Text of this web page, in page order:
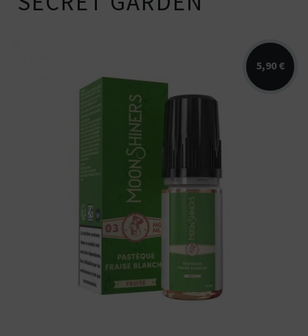
5,90 €
Arômes : pastèque, fraise blanche. E-
liquide Moonshiners. Disponible en...